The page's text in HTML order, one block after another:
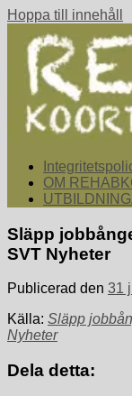
Hoppa till innehåll
Samlade nyheter
samordna
OM
Släpp
SVT Nyheter
Publicerad den 31
Källa: Släpp
Nyheter
Dela detta: